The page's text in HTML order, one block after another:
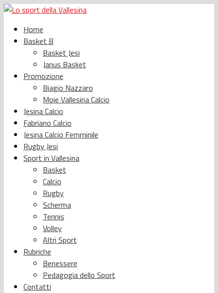
Home
Basket B
Basket Jesi
Janus Basket
Promozione
Biagio Nazzaro
Moie Vallesina Calcio
Jesina Calcio
Fabriano Calcio
Jesina Calcio Femminile
Rugby Jesi
Sport in Vallesina
Basket
Calcio
Rugby
Scherma
Tennis
Volley
Altri Sport
Rubriche
Benessere
Pedagogia dello Sport
Contatti